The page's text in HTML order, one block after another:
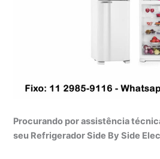
Procurando por assistência
seu Refrigerador Side By Side